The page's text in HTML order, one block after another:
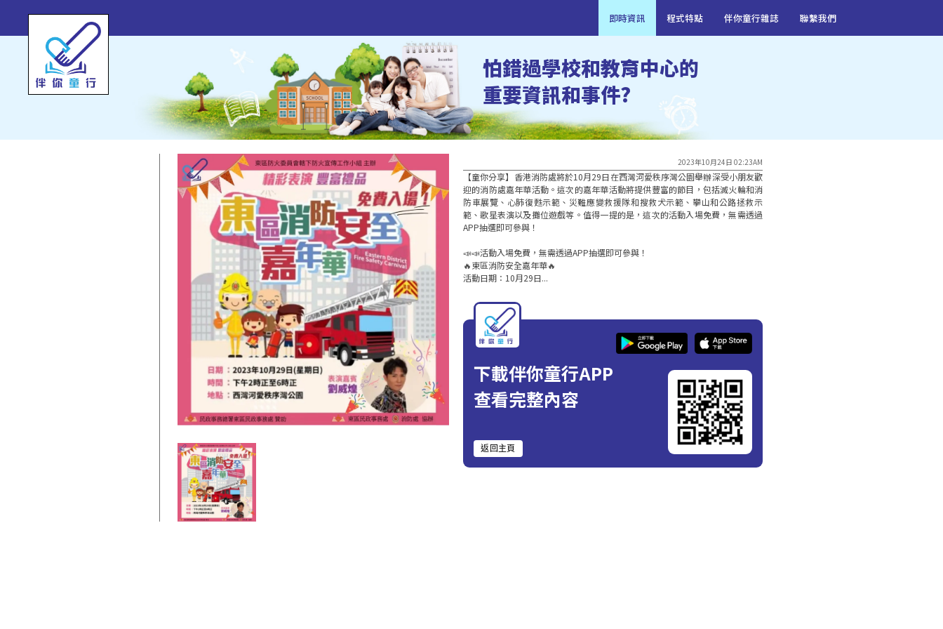
即時資訊 程式特點 伴你童行雜誌 聯繫我們
怕錯過學校和教育中心的
重要資訊和事件?
2023年10月24日 02:23AM
【童你分享】香港消防處將於10月29日在西灣河愛秩序灣公園舉辦深受小朋友歡
迎的消防處嘉年華活動。這次的嘉年華活動將提供豐富的節目，包括滅火輪和消
防車展覽、心肺復甦示範、災難應變救援隊和搜救犬示範、攀山和公路拯救示
範、歌星表演以及攤位遊戲等。值得一提的是，這次的活動入場免費，無需透過
APP抽選即可參與！
📣📣活動入場免費，無需透過APP抽選即可參與！
🔥東區消防安全嘉年華🔥
活動日期：10月29日...
下載伴你童行APP
查看完整內容
返回主頁